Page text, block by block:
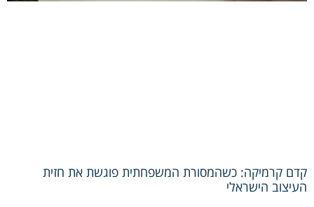
קדם קרמיקה: כשהמסורת המשפחתית פוגשת את חזית
העיצוב הישראלי